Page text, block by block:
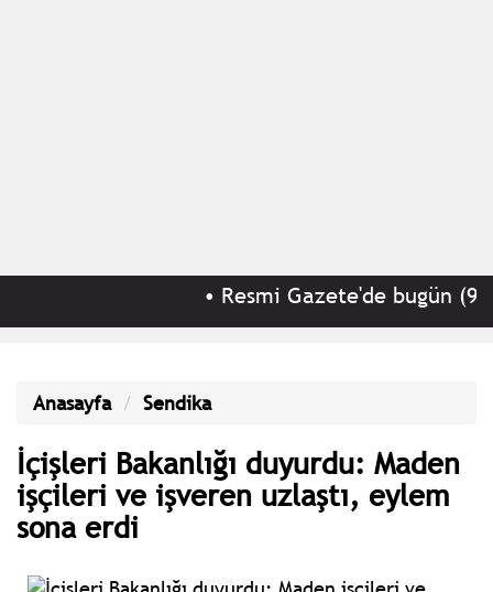
Resmi Gazete'de bugün (9
Anasayfa Sendika
İçişleri Bakanlığı duyurdu: Maden
işçileri ve işveren uzlaştı, eylem
sona erdi